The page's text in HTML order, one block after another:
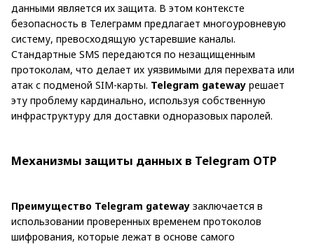
данными является их защита. В этом контексте
безопасность в Телеграмм предлагает многоуровневую
систему, превосходящую устаревшие каналы.
Стандартные SMS передаются по незащищенным
протоколам, что делает их уязвимыми для перехвата или
атак с подменой SIM-карты. Telegram gateway решает
эту проблему кардинально, используя собственную
инфраструктуру для доставки одноразовых паролей.
Механизмы защиты данных в Telegram OTP
Преимущество Telegram gateway заключается в
использовании проверенных временем протоколов
шифрования, которые лежат в основе самого